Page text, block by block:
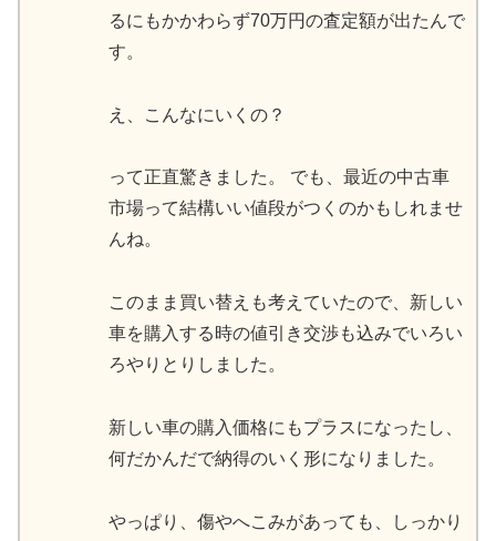
るにもかかわらず70万円の査定額が出たんで
す。
え、こんなにいくの？
って正直驚きました。 でも、最近の中古車
市場って結構いい値段がつくのかもしれませ
んね。
このまま買い替えも考えていたので、新しい
車を購入する時の値引き交渉も込みでいろい
ろやりとりしました。
新しい車の購入価格にもプラスになったし、
何だかんだで納得のいく形になりました。
やっぱり、傷やへこみがあっても、しっかり